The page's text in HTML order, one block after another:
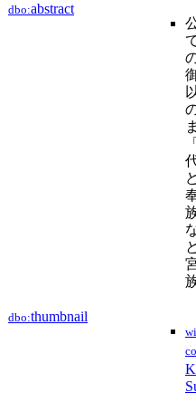
dbo:abstract
dbo:thumbnail